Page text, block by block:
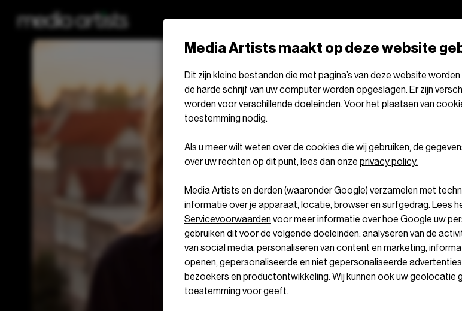
Media Artists maakt op deze website
Dit zijn kleine bestanden die met pagina’s van deze website
de harde schrijf van uw computer worden opgeslagen. Er zijn
worden voor verschillende doeleinden. Voor het plaatsen van
toestemming nodig.
Als u meer wilt weten over de cookies die wij gebruiken, de
over uw rechten op dit punt, lees dan onze privacy policy.
Media Artists en derden (waaronder Google) verzamelen met
informatie over je apparaat, locatie, browser en surfgedrag. Lees
Servicevoorwaarden voor meer informatie over hoe Google uw
gebruiken dit voor de volgende doeleinden: analyseren van de
van social media, personaliseren van content en marketing,
openen, gepersonaliseerde en niet gepersonaliseerde
bezoekers en productontwikkeling. Wij kunnen ook uw geolocatie
toestemming voor geeft.